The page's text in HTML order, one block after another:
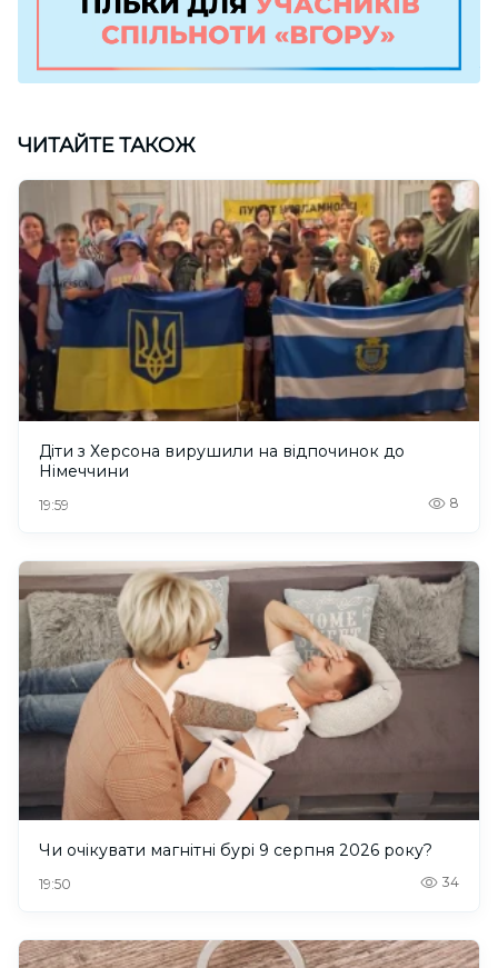
ЧИТАЙТЕ ТАКОЖ
Діти з Херсона вирушили на відпочинок до
Німеччини
19:59 8
Чи очікувати магнітні бурі 9 серпня 2026 року?
19:50 34